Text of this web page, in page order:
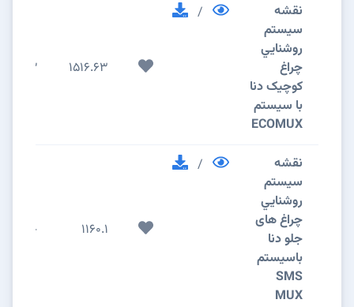
نقشه
سيستم
روشنايي
چراغ
کوچیک دنا
با سیستم
ECOMUX
/
1516.63
2
نقشه
سيستم
روشنايي
چراغ های
جلو دنا
باسیستم
SMS
MUX
/
1160.1
-1